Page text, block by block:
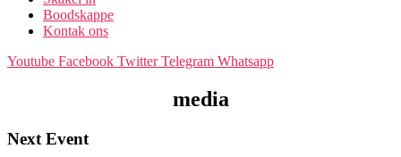
Boodskappe
Kontak ons
Youtube Facebook Twitter Telegram Whatsapp
media
Next Event